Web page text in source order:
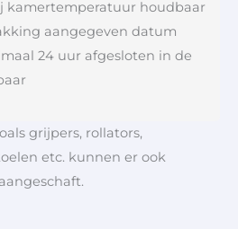
kamertemperatuur houdbaar
aangegeven datum
24 uur afgesloten in de
grijpers, rollators,
etc. kunnen er ook